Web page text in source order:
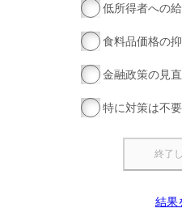
低所得者への
食料品価格の
金融政策の見
特に対策は不要
結果